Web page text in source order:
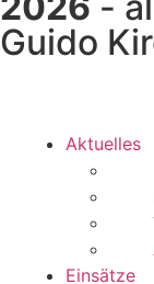
Guido
Aktuelles
Einsätze